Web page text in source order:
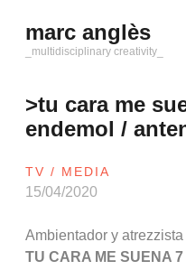
al
contenido
marc anglès
_multidisciplinary creativity_
>tu cara me
endemol /
TV / MEDIA
15/04/2020
Ambientador y
TU CARA ME SUENA 7